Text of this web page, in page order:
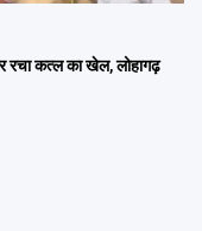
कत्ल का खेल, लोहागढ़